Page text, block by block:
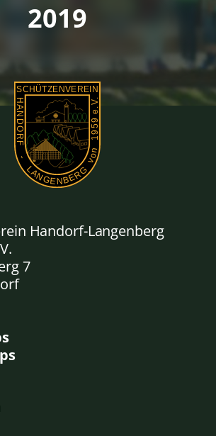
2019
Handorf-Langenberg
7